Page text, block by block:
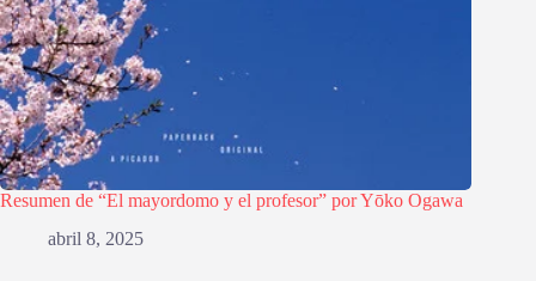
Resumen de “El mayordomo y el profesor” por Yōko Ogawa
abril 8, 2025